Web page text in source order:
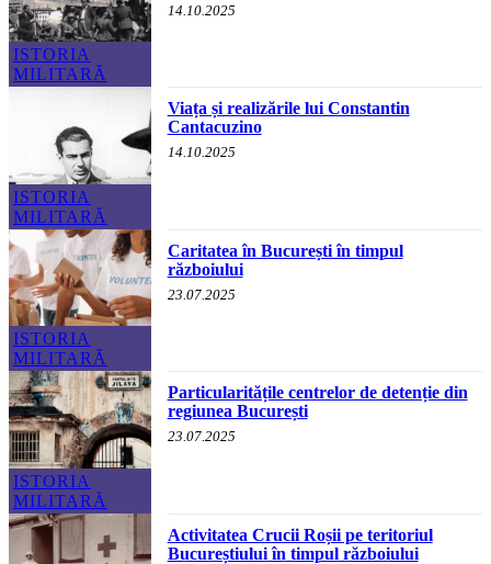
ISTORIA
MILITARĂ
14.10.2025
ISTORIA
MILITARĂ
Viața și realizările lui Constantin
Cantacuzino
14.10.2025
ISTORIA
MILITARĂ
Caritatea în București în timpul
războiului
23.07.2025
ISTORIA
MILITARĂ
Particularitățile centrelor de detenție din
regiunea București
23.07.2025
Activitatea Crucii Roșii pe teritoriul
Bucureștiului în timpul războiului